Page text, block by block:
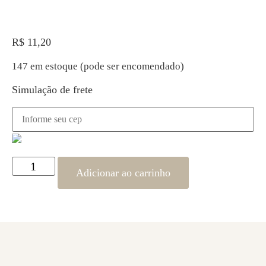
R$ 11,20
147 em estoque (pode ser encomendado)
Simulação de frete
Adicionar ao carrinho